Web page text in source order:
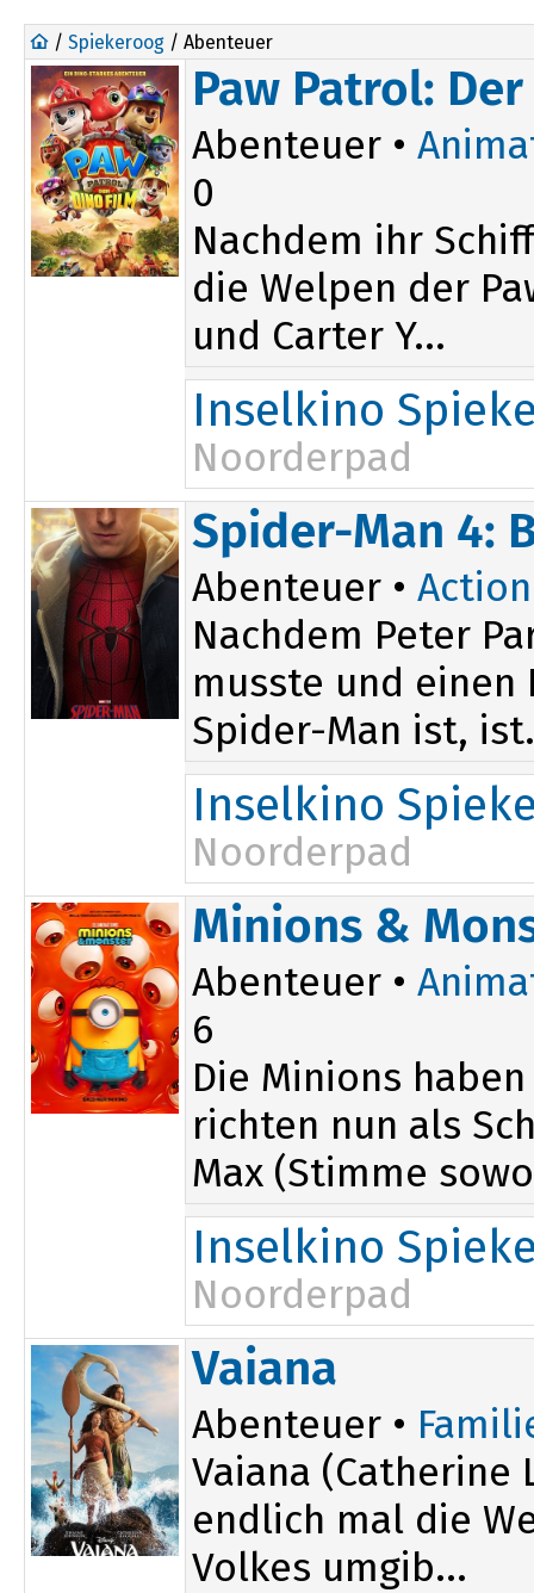
/ Spiekeroog / Abenteuer
Paw Patrol:
Abenteuer •
0
Nachdem ihr
die Welpen der
und Carter Y...
Inselkino
Noorderpad
Spider-Man 4:
Abenteuer • Action
Nachdem Peter
musste und
Spider-Man ist,
Inselkino
Noorderpad
Minions &
Abenteuer •
6
Die Minions
richten nun als
Max (Stimme
Inselkino
Noorderpad
Vaiana
Abenteuer •
Vaiana
endlich mal die
Volkes umgib...